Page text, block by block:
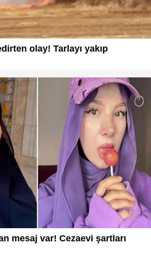
olay! Tarlayı yakıp
mesaj var! Cezaevi şartları